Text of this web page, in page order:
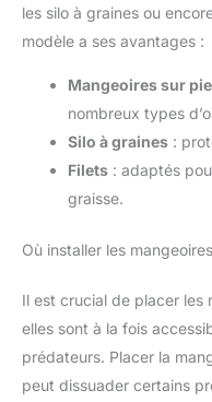
les silo à graines ou
modèle a ses avantages :
Mangeoires sur
nombreux types
Silo à graines :
Filets : adaptés
graisse.
Où installer les
Il est crucial de placer les
elles sont à la fois
prédateurs. Placer la
peut dissuader certains